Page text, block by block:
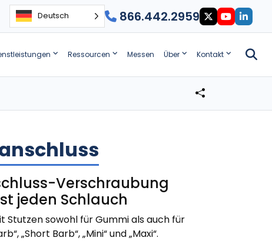
Deutsch 866.442.2959
Ressourcen Messen Über Kontakt
Verschraubung
jeden Schlauch
sowohl für Gummi als auch für
„Short Barb“, „Mini“ und „Maxi“.